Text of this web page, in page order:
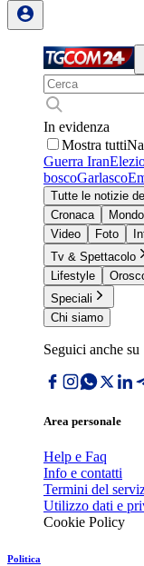
In evidenza
Mostra tutti
Guerra Iran
boscoGarlasco
Tutte le notizie
Cronaca
Mondo
Video
Foto
Tv & Spettacolo
Lifestyle
Speciali
Chi siamo
Seguici anche su
Area personale
Help e Faq
Info e contatti
Termini del
Utilizzo dati e
Cookie Policy
Politica